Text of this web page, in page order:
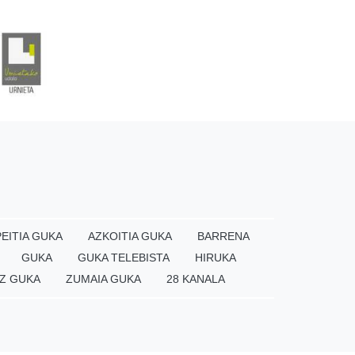
GUKA AZKOITIA GUKA
BARRENA
GUKA GUKA TELEBISTA
HIRUKA
GUKA ZUMAIA GUKA 28 KANALA